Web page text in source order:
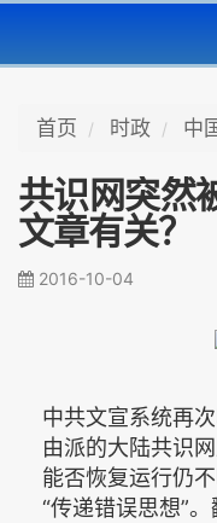
首页 时政 中
共识网突然
文章有关？
2016-10-04
中共文宣系统再
由派的大陆共识
能否恢复运行仍
“传递错误思想”